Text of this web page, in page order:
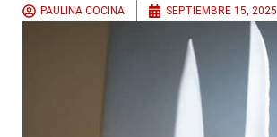
PAULINA COCINA SEPTIEMBRE 15, 2025